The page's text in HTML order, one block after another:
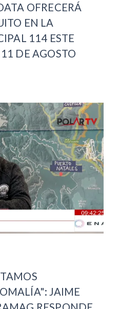
OFRECERÁ
EN LA
114 ESTE
DE AGOSTO
JAIME